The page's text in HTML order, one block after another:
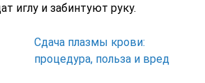
иглу и забинтуют руку.
Сдача плазмы крови:
процедура, польза и вред